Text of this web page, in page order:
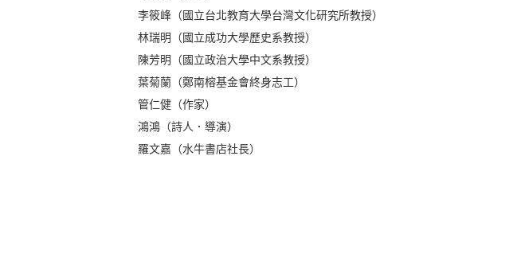
李筱峰（國立台北教育大學台灣文化研究所教授）
林瑞明（國立成功大學歷史系教授）
陳芳明（國立政治大學中文系教授）
葉菊蘭（鄭南榕基金會終身志工）
管仁健（作家）
鴻鴻（詩人．導演）
羅文嘉（水牛書店社長）